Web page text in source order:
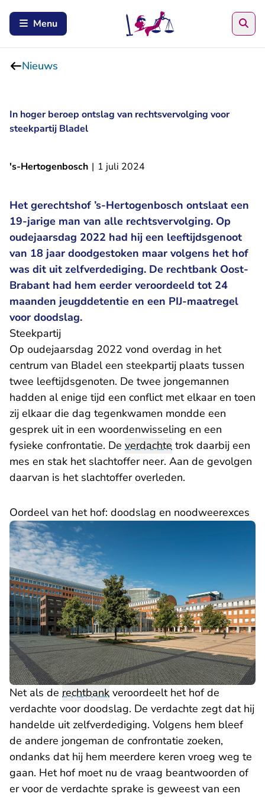
Menu
Nieuws
In hoger beroep ontslag van rechtsvervolging voor
steekpartij Bladel
's-Hertogenbosch | 1 juli 2024
Het gerechtshof ’s-Hertogenbosch ontslaat een
19-jarige man van alle rechtsvervolging. Op
oudejaarsdag 2022 had hij een leeftijdsgenoot
van 18 jaar doodgestoken maar volgens het hof
was dit uit zelfverdediging. De rechtbank Oost-
Brabant had hem eerder veroordeeld tot 24
maanden jeugddetentie en een PIJ-maatregel
voor doodslag.
Steekpartij
Op oudejaarsdag 2022 vond overdag in het
centrum van Bladel een steekpartij plaats tussen
twee leeftijdsgenoten. De twee jongemannen
hadden al enige tijd een conflict met elkaar en toen
zij elkaar die dag tegenkwamen mondde een
gesprek uit in een woordenwisseling en een
fysieke confrontatie. De verdachte trok daarbij een
mes en stak het slachtoffer neer. Aan de gevolgen
daarvan is het slachtoffer overleden.
Oordeel van het hof: doodslag en noodweerexces
Net als de rechtbank veroordeelt het hof de
verdachte voor doodslag. De verdachte zegt dat hij
handelde uit zelfverdediging. Volgens hem bleef
de andere jongeman de confrontatie zoeken,
ondanks dat hij hem meerdere keren vroeg weg te
gaan. Het hof moet nu de vraag beantwoorden of
er voor de verdachte sprake is geweest van een